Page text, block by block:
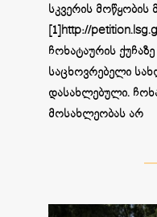
სკვერის
[1]http://
ჩოხატაურის
საცხოვრებელი
დასახლებული.
მოსახლეობას არ